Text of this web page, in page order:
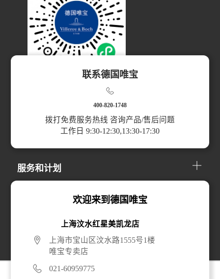
服务和计划
欢迎来到德国唯宝
上海汶水红星美凯龙店
上海市宝山区汶水路1555号1楼
唯宝专卖店
021-60959775
联系德国唯宝
400-820-1748
拨打免费服务热线 咨询产品/售后问题
工作日 9:30-12:30,13:30-17:30